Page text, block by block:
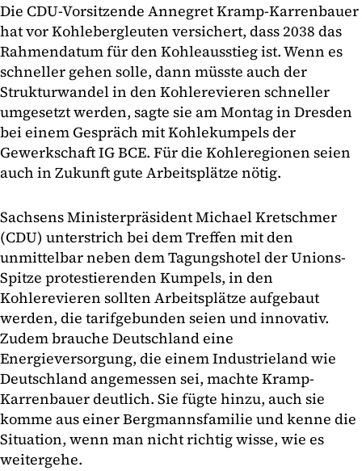
Die CDU-Vorsitzende Annegret Kramp-Karrenbauer
hat vor Kohlebergleuten versichert, dass 2038 das
Rahmendatum für den Kohleausstieg ist. Wenn es
schneller gehen solle, dann müsste auch der
Strukturwandel in den Kohlerevieren schneller
umgesetzt werden, sagte sie am Montag in Dresden
bei einem Gespräch mit Kohlekumpels der
Gewerkschaft IG BCE. Für die Kohleregionen seien
auch in Zukunft gute Arbeitsplätze nötig.
Sachsens Ministerpräsident Michael Kretschmer
(CDU) unterstrich bei dem Treffen mit den
unmittelbar neben dem Tagungshotel der Unions-
Spitze protestierenden Kumpels, in den
Kohlerevieren sollten Arbeitsplätze aufgebaut
werden, die tarifgebunden seien und innovativ.
Zudem brauche Deutschland eine
Energieversorgung, die einem Industrieland wie
Deutschland angemessen sei, machte Kramp-
Karrenbauer deutlich. Sie fügte hinzu, auch sie
komme aus einer Bergmannsfamilie und kenne die
Situation, wenn man nicht richtig wisse, wie es
weitergehe.